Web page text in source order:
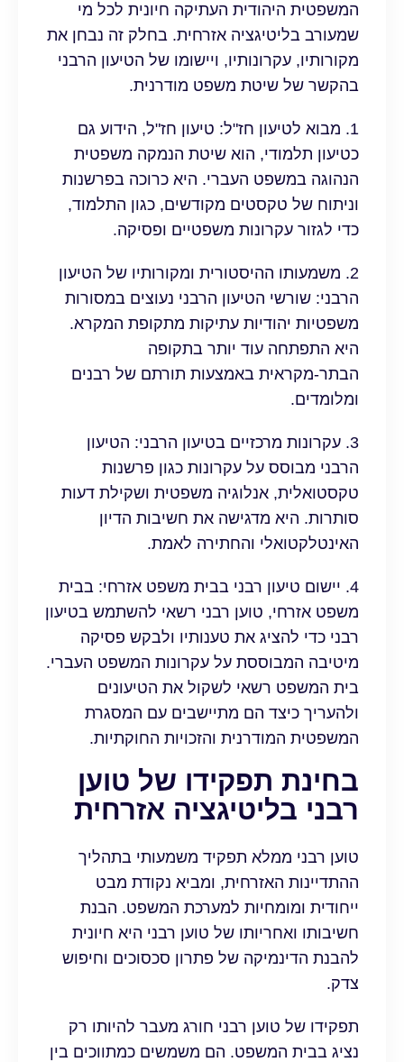
המשפטית היהודית העתיקה חיונית לכל מי
שמעורב בליטיגציה אזרחית. בחלק זה נבחן את
מקורותיו, עקרונותיו, ויישומו של הטיעון הרבני
בהקשר של שיטת משפט מודרנית.
1. מבוא לטיעון חז"ל: טיעון חז"ל, הידוע גם
כטיעון תלמודי, הוא שיטת הנמקה משפטית
הנהוגה במשפט העברי. היא כרוכה בפרשנות
וניתוח של טקסטים מקודשים, כגון התלמוד,
כדי לגזור עקרונות משפטיים ופסיקה.
2. משמעותו ההיסטורית ומקורותיו של הטיעון
הרבני: שורשי הטיעון הרבני נעוצים במסורות
משפטיות יהודיות עתיקות מתקופת המקרא.
היא התפתחה עוד יותר בתקופה
הבתר-מקראית באמצעות תורתם של רבנים
ומלומדים.
3. עקרונות מרכזיים בטיעון הרבני: הטיעון
הרבני מבוסס על עקרונות כגון פרשנות
טקסטואלית, אנלוגיה משפטית ושקילת דעות
סותרות. היא מדגישה את חשיבות הדיון
האינטלקטואלי והחתירה לאמת.
4. יישום טיעון רבני בבית משפט אזרחי: בבית
משפט אזרחי, טוען רבני רשאי להשתמש בטיעון
רבני כדי להציג את טענותיו ולבקש פסיקה
מיטיבה המבוססת על עקרונות המשפט העברי.
בית המשפט רשאי לשקול את הטיעונים
ולהעריך כיצד הם מתיישבים עם המסגרת
המשפטית המודרנית והזכויות החוקתיות.
בחינת תפקידו של טוען
רבני בליטיגציה אזרחית
טוען רבני ממלא תפקיד משמעותי בתהליך
ההתדיינות האזרחית, ומביא נקודת מבט
ייחודית ומומחיות למערכת המשפט. הבנת
חשיבותו ואחריותו של טוען רבני היא חיונית
להבנת הדינמיקה של פתרון סכסוכים וחיפוש
צדק.
תפקידו של טוען רבני חורג מעבר להיותו רק
נציג בבית המשפט. הם משמשים כמתווכים בין